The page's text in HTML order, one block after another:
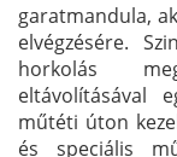
garatmandula,
elvégzésére.
horkolás
eltávolításával
műtéti úton
és speciális